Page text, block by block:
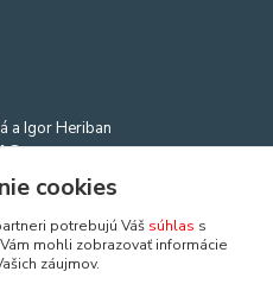
a Igor Heriban
cookies
potrebujú Váš súhlas s
mohli zobrazovať informácie
záujmov.